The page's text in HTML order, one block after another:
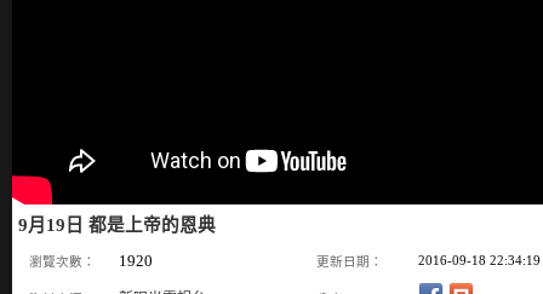
9月19日 都是上帝的恩典
瀏覽次數： 1920 更新日期： 2016-09-18 22:34:19